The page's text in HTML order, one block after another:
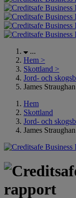
...
Hem >
Skottland >
Jord- och
James
Hem
Skottland
Jord- och
James